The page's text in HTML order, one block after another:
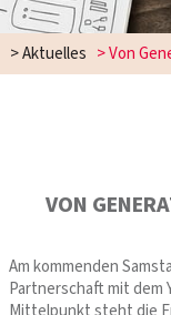
>Aktuelles >Von
VON
Am kommenden
Partnerschaft mit dem